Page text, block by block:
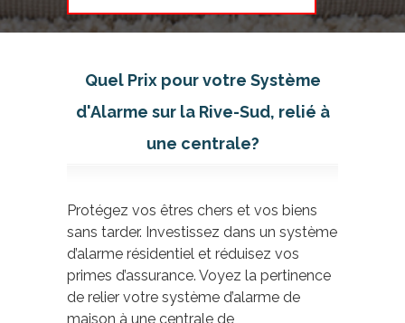
Quel Prix pour votre Système
d'Alarme sur la Rive-Sud, relié à
une centrale?
Protégez vos êtres chers et vos biens
sans tarder. Investissez dans un système
d’alarme résidentiel et réduisez vos
primes d’assurance. Voyez la pertinence
de relier votre système d’alarme de
maison à une centrale de